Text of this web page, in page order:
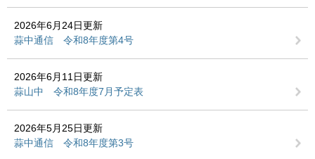
2026年6月24日更新
蒜中通信 令和8年度第4号
2026年6月11日更新
蒜山中 令和8年度7月予定表
2026年5月25日更新
蒜中通信 令和8年度第3号